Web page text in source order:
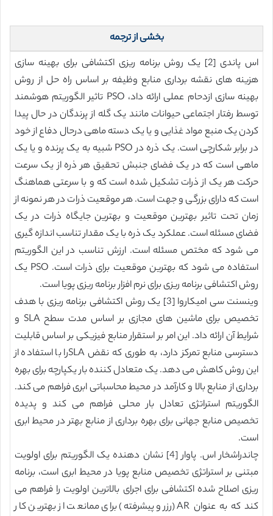
بخشی از ترجمه
اس پاندی [2] یک روش برنامه ریزی اکتشافی برای بهینه سازی
هزینه های نقشه برداری منابع وظیفه بر اساس راه حل از روش
بهینه سازی ازدحام عملی ارائه داد، PSO تاثیر الگوریتم هوشمند
توسط رفتار اجتماعی حیوانات مانند یک گله از پرندگان در حال پیدا
کردن یک منبع مواد غذایی و یا یک دسته ماهی درحال دفاع از خود
در برابر شکارچی است. یک ذره در PSO شبیه به یک پرنده و یا یک
ماهی است که در یک فضای جنبش تحقیق هر ذره از یک سرعت
حرکت هر یک از ذرات تشکیل شده است که و با سرعتی هماهنگ
است که دارای بزرگی و جهت است. هر موقعیت ذرات در هر نمونه از
زمان تحت تاثیر بهترین موقعیت و بهترین جایگاه ذرات در یک
فضای مسئله است. عملکرد یک ذره با یک مقدار تناسب اندازه گیری
می شود که مختص مسئله است. ارزش تناسب در این الگوریتم
استفاده می شود که بهترین موقعیت برای ذرات است. PSO یک
روش اکتشافی برنامه ریزی برای نرم افزار برنامه ریزی پویا است.
وینسنت سی امیکاروا [3] یک روش اکتشافی برنامه ریزی با هدف
تخصیص برای ماشین های مجازی بر اساس مدت سطح SLA و
شرایط آن ارائه داد. این امر بر استقرار منابع فیزیکی بر اساس قابلیت
دسترسی منابع تمرکز دارد، به طوری که نقض SLAرا با استفاده از
این روش کاهش می دهد. یک متعادل کننده بار یکپارچه برای بهره
برداری از منابع بالا و کارآمد در محیط محاسباتی ابری فراهم می کند.
الگوریتم استراتژی تعادل بار محلی فراهم می کند و پدیده
تخصیص منابع جهانی برای بهره برداری از منابع بهتر در محیط ابری
است.
چاندراشخار اس. پاوار [4] نشان دهنده یک الگوریتم برای اولویت
مبتنی بر استراتژی تخصیص منابع پویا در محیط ابری است، برنامه
ریزی اصلاح شده اکتشافی برای اجرای بالاترین اولویت را فراهم می
کند که به عنوان AR (رزرو پیشرفته) برای ممانعت از بهترین کار